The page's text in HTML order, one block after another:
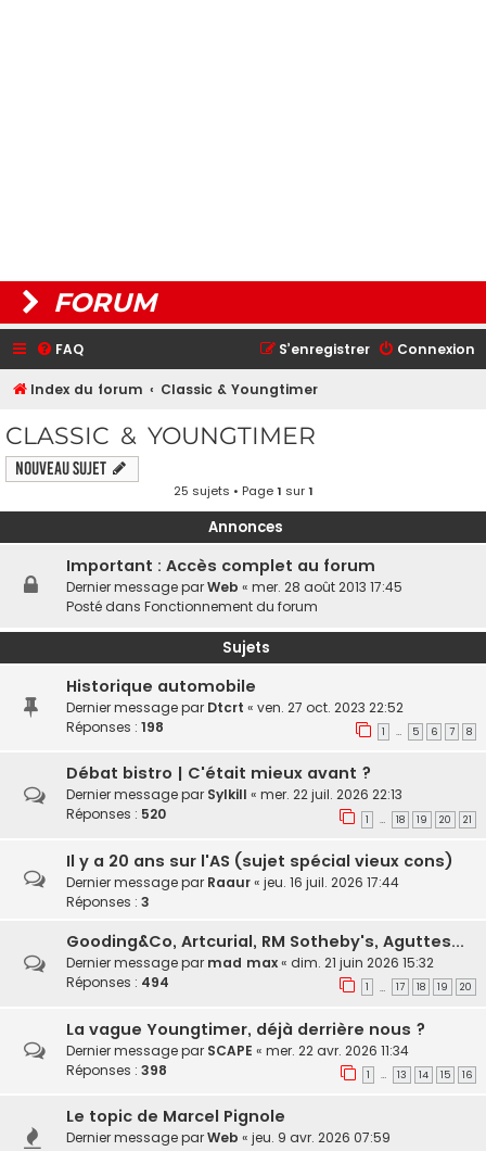
FORUM
FAQ Connexion
S’enregistrer
Index du forum Classic & Youngtimer
CLASSIC & YOUNGTIMER
Nouveau sujet
25 sujets • Page1 sur1
Annonces
Important : Accès complet au forum
Dernier message parWeb « mer. 28 août 2013 17:45
Posté dans Fonctionnement du forum
Sujets
Historique automobile
Dernier message par Dtcrt « ven. 27 oct. 2023 22:52
Réponses : 198 1 … 5 6 7 8
Débat bistro | C'était mieux avant ?
Dernier message par Sylkill « mer. 22 juil. 2026 22:13
Réponses : 520 1 … 18 19 20 21
Il y a 20 ans sur l'AS (sujet spécial vieux cons)
Dernier message par Raaur« jeu. 16 juil. 2026 17:44
Réponses : 3
Gooding&Co, Artcurial, RM Sotheby's, Aguttes...
Dernier message par mad max« dim. 21 juin 2026 15:32
Réponses : 494 1 … 17 18 19 20
La vague Youngtimer, déjà derrière nous ?
Dernier message par SCAPE « mer. 22 avr. 2026 11:34
Réponses : 398 1 … 13 14 15 16
Le topic de Marcel Pignole
Dernier message parWeb « jeu. 9 avr. 2026 07:59